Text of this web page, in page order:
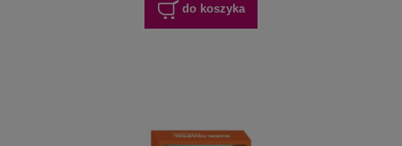
do koszyka